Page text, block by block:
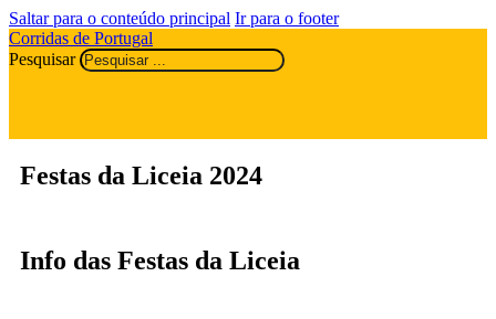
Saltar para o conteúdo principal Ir para o footer
Corridas de Portugal
Pesquisar
Festas da Liceia 2024
Info das Festas da Liceia